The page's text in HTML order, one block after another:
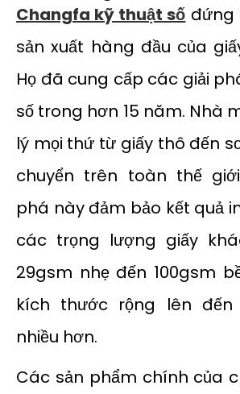
Changfa kỹ thuật số đứng
sản xuất hàng đầu của
Họ đã cung cấp các giải
số trong hơn 15 năm. Nhà
lý mọi thứ từ giấy thô đến
chuyển trên toàn thế
phá này đảm bảo kết quả
các trọng lượng giấy
29gsm nhẹ đến 100gsm
kích thước rộng lên đến
nhiều hơn.
Các sản phẩm chính của